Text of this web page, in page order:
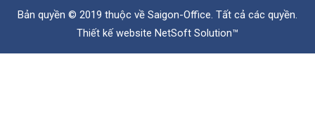
Bản quyền © 2019 thuộc về Saigon-Office. Tất cả các quyền.
Thiết kế website NetSoft Solution™